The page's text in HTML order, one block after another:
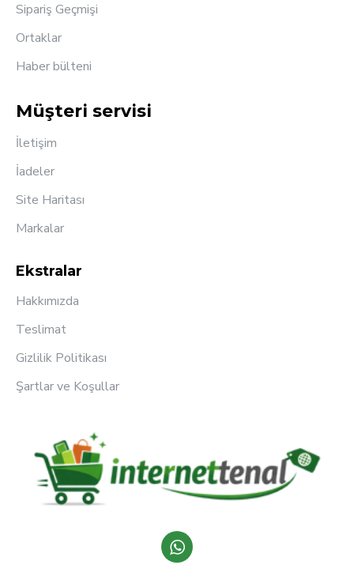
Sipariş Geçmişi
Ortaklar
Haber bülteni
Müşteri servisi
İletişim
İadeler
Site Haritası
Markalar
Ekstralar
Hakkımızda
Teslimat
Gizlilik Politikası
Şartlar ve Koşullar